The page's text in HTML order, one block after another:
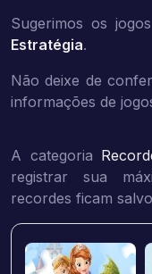
Sugerimos os
Estratégia.
Não deixe de
informações de
A categoria
registrar sua
recordes ficam